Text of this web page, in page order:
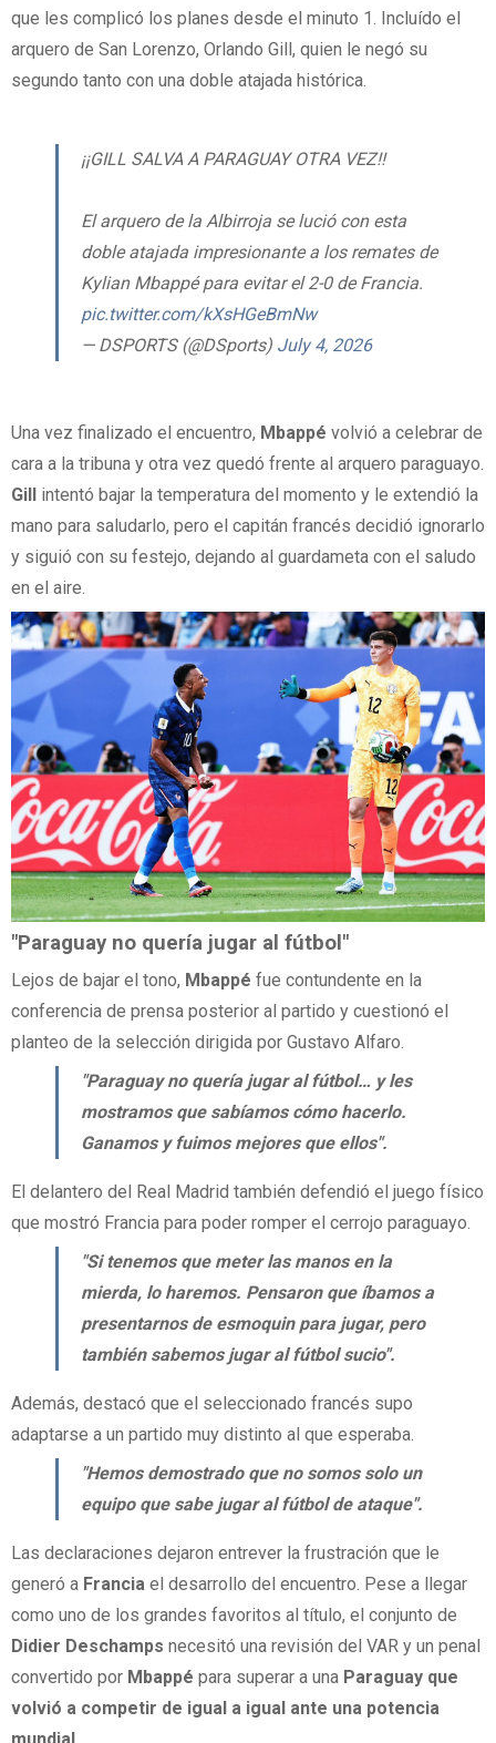
que les complicó los planes desde el minuto 1. Incluído el
arquero de San Lorenzo, Orlando Gill, quien le negó su
segundo tanto con una doble atajada histórica.
¡¡GILL SALVA A PARAGUAY OTRA VEZ!!
El arquero de la Albirroja se lució con esta
doble atajada impresionante a los remates de
Kylian Mbappé para evitar el 2-0 de Francia.
pic.twitter.com/kXsHGeBmNw
— DSPORTS (@DSports) July 4, 2026
Una vez finalizado el encuentro, Mbappé volvió a celebrar de
cara a la tribuna y otra vez quedó frente al arquero paraguayo.
Gill intentó bajar la temperatura del momento y le extendió la
mano para saludarlo, pero el capitán francés decidió ignorarlo
y siguió con su festejo, dejando al guardameta con el saludo
en el aire.
"Paraguay no quería jugar al fútbol"
Lejos de bajar el tono, Mbappé fue contundente en la
conferencia de prensa posterior al partido y cuestionó el
planteo de la selección dirigida por Gustavo Alfaro.
"Paraguay no quería jugar al fútbol… y les
mostramos que sabíamos cómo hacerlo.
Ganamos y fuimos mejores que ellos".
El delantero del Real Madrid también defendió el juego físico
que mostró Francia para poder romper el cerrojo paraguayo.
"Si tenemos que meter las manos en la
mierda, lo haremos. Pensaron que íbamos a
presentarnos de esmoquin para jugar, pero
también sabemos jugar al fútbol sucio".
Además, destacó que el seleccionado francés supo
adaptarse a un partido muy distinto al que esperaba.
"Hemos demostrado que no somos solo un
equipo que sabe jugar al fútbol de ataque".
Las declaraciones dejaron entrever la frustración que le
generó a Francia el desarrollo del encuentro. Pese a llegar
como uno de los grandes favoritos al título, el conjunto de
Didier Deschamps necesitó una revisión del VAR y un penal
convertido por Mbappé para superar a una Paraguay que
volvió a competir de igual a igual ante una potencia